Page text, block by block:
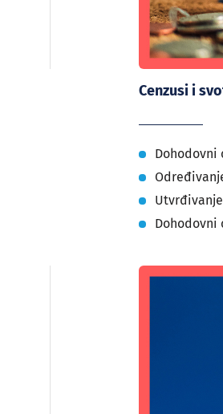
Cenzusi i
Dohodovni
Dohodovni